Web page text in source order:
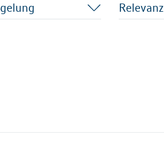
Relevanz